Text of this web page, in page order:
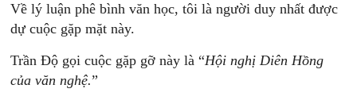
Về lý luận phê bình văn học, tôi là người duy nhất được
dự cuộc gặp mặt này.
Trần Độ gọi cuộc gặp gỡ này là “Hội nghị Diên Hồng
của văn nghệ.”